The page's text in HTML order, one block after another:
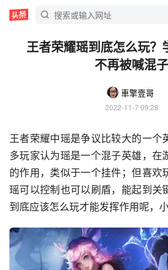
王者荣耀瑶到底怎么玩？
不再被喊混子
車擎壹哥
2022-11-7 09:28
王者荣耀中瑶是争议比较大的一个
多玩家认为瑶是一个混子英雄，在
的作用，类似于一个挂件；但喜欢
瑶可以控制也可以刷盾，能起到关
到底应该怎么玩才能发挥作用呢，